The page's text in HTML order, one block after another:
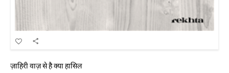
ज़ाहिरी वाज़ से है क्या हासिल